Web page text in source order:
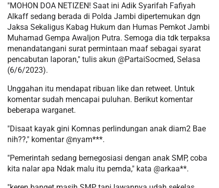
"MOHON DOA NETIZEN! Saat ini Adik Syarifah Fafiyah
Alkaff sedang berada di Polda Jambi dipertemukan dgn
Jaksa Sekaligus Kabag Hukum dan Humas Pemkot Jambi
Muhamad Gempa Awaljon Putra. Semoga dia tdk terpaksa
menandatangani surat permintaan maaf sebagai syarat
pencabutan laporan," tulis akun @PartaiSocmed, Selasa
(6/6/2023).
Unggahan itu mendapat ribuan like dan retweet. Untuk
komentar sudah mencapai puluhan. Berikut komentar
beberapa warganet.
"Disaat kayak gini Komnas perlindungan anak diam2 Bae
nih??," komentar @nyam***.
"Pemerintah sedang bernegosiasi dengan anak SMP, coba
kita nalar apa Ndak malu itu pemda," kata @arkaa**.